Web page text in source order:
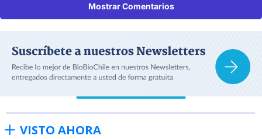
Mostrar Comentarios
VISTO AHORA